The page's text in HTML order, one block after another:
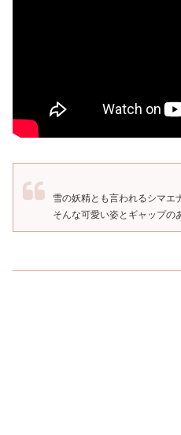
雪の妖精とも言われるシマエ
そんな可愛い姿とギャップの